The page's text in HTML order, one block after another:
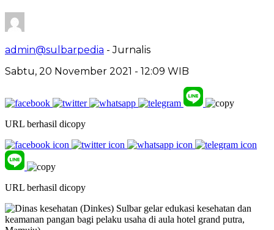
admin@sulbarpedia - Jurnalis
Sabtu, 20 November 2021 - 12:09 WIB
URL berhasil dicopy
URL berhasil dicopy